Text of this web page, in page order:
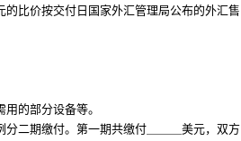
比价按交付日国家外汇管理局公布的外汇售
的部分设备等。
二期缴付。第一期共缴付＿＿＿美元，双方